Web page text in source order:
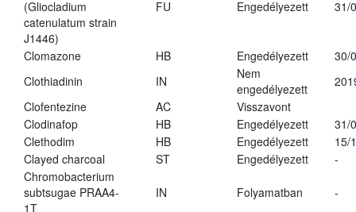
(Gliocladium
catenulatum strain
J1446)
FU Engedélyezett 31/
Clomazone HB Engedélyezett
30/
Clothiadinin
IN
Nem
engedélyezett
Clofentezine
AC
Visszavont
Clodinafop
HB Engedélyezett
31/
Clethodim
HB Engedélyezett
15/
Clayed charcoal
ST Engedélyezett
-
Chromobacterium
subtsugae PRAA4-
1T
IN Folyamatban -